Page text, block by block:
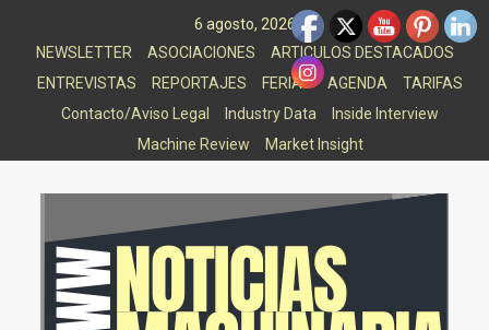
6 agosto, 2026
NEWSLETTER
ASOCIACIONES
ARTICULOS DESTACADOS
ENTREVISTAS
REPORTAJES FERIAS AGENDA
TARIFAS
Contacto/Aviso Legal
Industry Data
Inside Interview
Machine Review
Market Insight